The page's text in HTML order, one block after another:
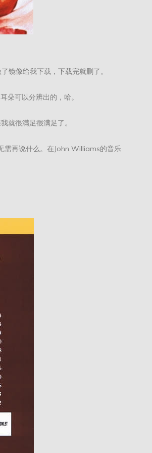
像给我下载，下载完就删了。
可以分辨出的，哈。
很满足很满足了。
需再说什么。在John Williams的音乐